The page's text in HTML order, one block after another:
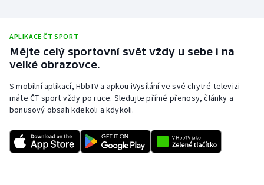
Rychlostní kanoistika
Short track
Sportovní střelba
Stolní tenis
APLIKACE ČT SPORT
Mějte celý sportovní svět vždy u sebe i na
velké obrazovce.
S mobilní aplikací, HbbTV a apkou iVysílání ve své chytré televizi
máte ČT sport vždy po ruce. Sledujte přímé přenosy, články a
bonusový obsah kdekoli a kdykoli.